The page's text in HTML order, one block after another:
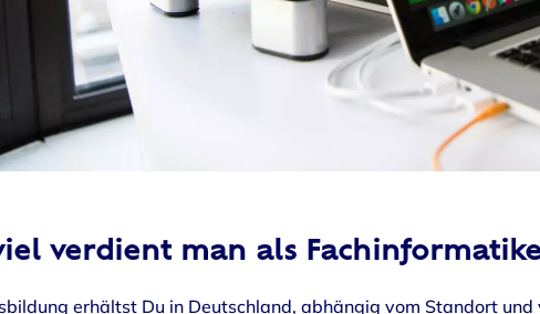
verdient man als
erhältst Du in Deutschland, abhängig vom Standort